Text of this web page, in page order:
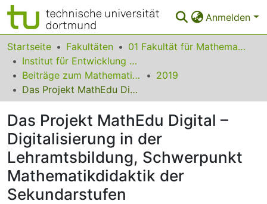
Anmelden
Bereiche & Sammlungen
Das gesamte Repositorium
Statistiken
FAQ
Leitlinien
Zurück zur Startseite
Startseite Fakultäten
01 Fakultät für Mathematik
Institut für Entwicklung und Erforschung des Mathematikunterrichts
Beiträge zum Mathematikunterricht
2019
Das Projekt MathEdu Digital – Digitalisierung in der Lehramtsbildung, Schwerpunkt Mathematikdidaktik der Sekundarstufen
Das Projekt MathEdu Digital –
Digitalisierung in der
Lehramtsbildung, Schwerpunkt
Mathematikdidaktik der
Sekundarstufen